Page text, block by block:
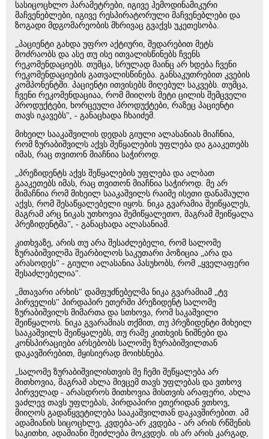
სასიცოცხლო პარამეტრები, იგივე ჰემოდინამიკური
მაჩვენებლები, იგივე რესპირატორული მაჩვენებლები და
ზოგადი მდგომარეობის მხრივაც გვაქვს უკეთესობა.
„პაციენტი გახდა უფრო აქტიური, შედარებით მეტს
მოძრაობს და ასე თუ ისე ითვალისწინებს ჩვენს
რეკომენდაციებს. თუმცა, სრულად მაინც არ ხდება ჩვენი
რეკომენდაციების გათვალისწინება. განსაკუთრებით კვების
კომპონენტში. პაციენტი ითვისებს მიღებულ საკვებს. თუმცა,
ჩვენი რეკომენდაციაა, რომ მიიღოს მეტი ცილის შემცველი
პროდუქტები, ხორცეული პროდუქტები, რაზეც პაციენტი
თავს იკავებს", - განაცხადა ჩხაიძემ.
მიხეილ სააკაშვილის დედას გიული ალასანიას მიაჩნია,
რომ ზურაბიშვილს აქვს შეწყალების უფლება და გააკეთებს
იმას, რაც თვითონ მიაჩნია საჭიროდ.
„პრეზიდენტს აქვს შეწყალების უფლება და ალბათ
გააკეთებს იმას, რაც თვითონ მიაჩნია საჭიროდ. მე არ
მიმაჩნია რომ მიხეილ სააკაშვილს რაიმე ისეთი დანაშაული
აქვს, რომ შესაწყალებელი იყოს. ნიკა გვარამია შეიწყალეს,
მაგრამ არც ნიკას უთხოვია შემიწყალეთო, მაგრამ შეიწყალა
პრეზიდენტმა", - განაცხადა ალასანიამ.
კითხვაზე, არის თუ არა შესაძლებელი, რომ სალომე
ზურაბიშვილმა შეარბილოს საკუთარი პოზიცია „არა და
არასოდეს" - გიული ალასანია პასუხობს, რომ „ყველაფერი
შესაძლებელია".
„მთავარი არხის" დამფუძნებელმა ნიკა გვარამიამ „ტვ
პირველის" პირდაპირ ეთერში პრეზიდენტ სალომე
ზურაბიშვილს მიმართა და სთხოვა, რომ საკაშვილი
შეიწყალოს. ნიკა გვარამიას თქმით, თუ პრეზიდენტი მიხეილ
სააკაშვილს შეიწყალებს, თუ რამე კითხვის ნიშნები და
კონსპირაციები არსებობს სალომე ზურაბიშვილთან
დაკავშირებით, მყისიერად მოიხსნება.
„სალომე ზურაბიშვილისთვის მე ჩემი შეწყალება არ
მითხოვია, მაგრამ ახლა მივცემ თავს უფლებას და ვთხოვ
პირველად - არასდროს მითხოვია მისთვის არაფერი, ახლა
ვაძლევ თავს უფლებას, პირდაპირი ეთერიდან ვთხოვ,
მიიღოს გადაწყვეტილება სააკაშვილთან დაკავშირებით. ამ
ადამიანის სიცოცხლე, კვდება-არ კვდება - არ არის რწმენის
საკითხი, ადამიანი შეიძლება მოკვდეს. ის არ არის კარგად,